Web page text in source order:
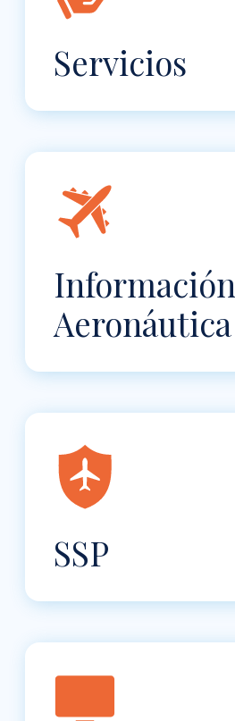
Servicios
Información
Aeronáutica
SSP